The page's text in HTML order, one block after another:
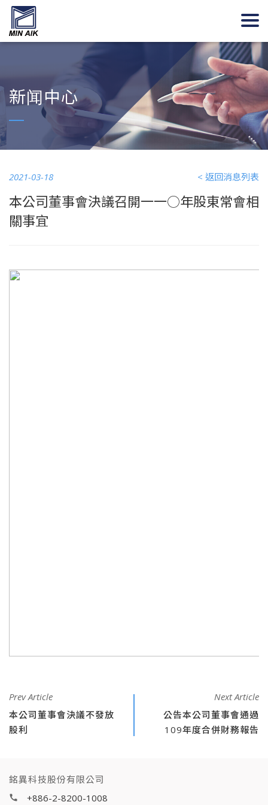
新闻中心
2021-03-18 < 返回消息列表
本公司董事會決議召開一一○年股東常會相
關事宜
Prev Article
本公司董事會決議不發放
股利
Next Article
公告本公司董事會通過
109年度合併財務報告
銘異科技股份有限公司
+886-2-8200-1008